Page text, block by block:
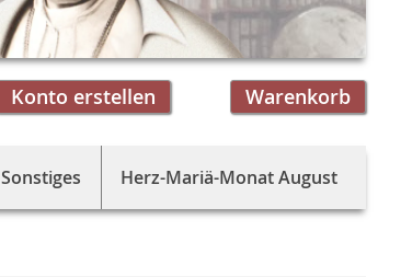
Warenkorb
Konto erstellen
Sonstiges Herz-Mariä-Monat August